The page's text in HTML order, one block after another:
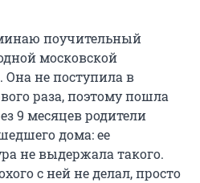
поучительный
московской
Она не поступила в
раза, поэтому пошла
9 месяцев родители
дома: ее
не выдержала такого.
с ней не делал, просто